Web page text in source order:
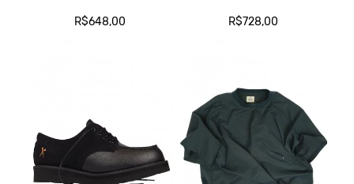
R$648,00 R$728,00